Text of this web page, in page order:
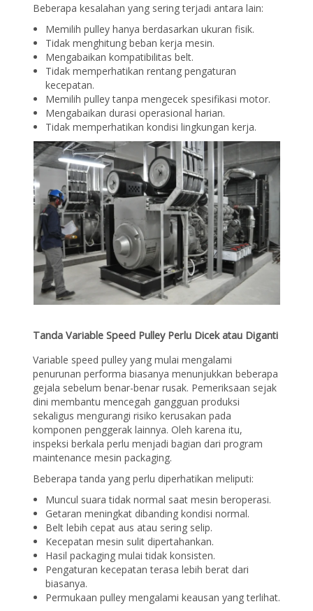
Beberapa kesalahan yang sering terjadi antara lain:
Memilih pulley hanya berdasarkan ukuran fisik.
Tidak menghitung beban kerja mesin.
Mengabaikan kompatibilitas belt.
Tidak memperhatikan rentang pengaturan
kecepatan.
Memilih pulley tanpa mengecek spesifikasi motor.
Mengabaikan durasi operasional harian.
Tidak memperhatikan kondisi lingkungan kerja.
Tanda Variable Speed Pulley Perlu Dicek atau Diganti
Variable speed pulley yang mulai mengalami
penurunan performa biasanya menunjukkan beberapa
gejala sebelum benar-benar rusak. Pemeriksaan sejak
dini membantu mencegah gangguan produksi
sekaligus mengurangi risiko kerusakan pada
komponen penggerak lainnya. Oleh karena itu,
inspeksi berkala perlu menjadi bagian dari program
maintenance mesin packaging.
Beberapa tanda yang perlu diperhatikan meliputi:
Muncul suara tidak normal saat mesin beroperasi.
Getaran meningkat dibanding kondisi normal.
Belt lebih cepat aus atau sering selip.
Kecepatan mesin sulit dipertahankan.
Hasil packaging mulai tidak konsisten.
Pengaturan kecepatan terasa lebih berat dari
biasanya.
Permukaan pulley mengalami keausan yang terlihat.